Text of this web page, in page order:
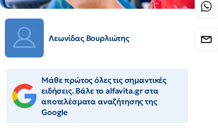
Λεωνίδας Βουρλιώτης
Μάθε πρώτος όλες τις σημαντικές
ειδήσεις. Βάλε το alfavita.gr στα
αποτελέσματα αναζήτησης της
Google